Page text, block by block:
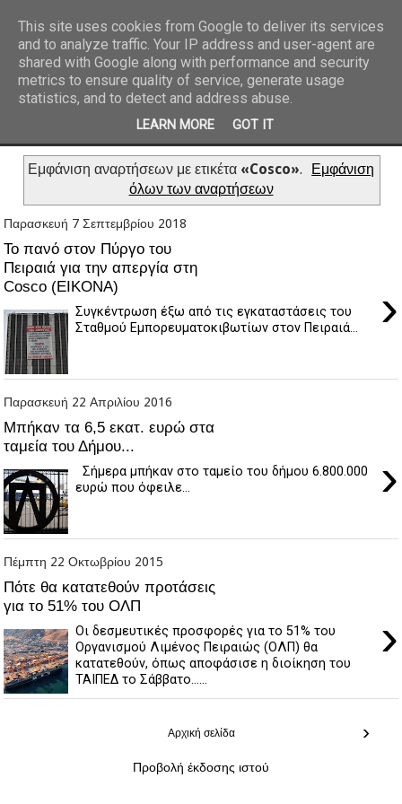
REPORTAZ NET
Εμφάνιση αναρτήσεων με ετικέτα «Cosco».
Εμφάνιση
όλων των αναρτήσεων
Παρασκευή 7 Σεπτεμβρίου 2018
Το πανό στον Πύργο του
Πειραιά για την απεργία στη
Cosco (EIKONA)
›
Συγκέντρωση έξω από τις εγκαταστάσεις του
Σταθμού Εμπορευματοκιβωτίων στον Πειραιά...
Παρασκευή 22 Απριλίου 2016
Μπήκαν τα 6,5 εκατ. ευρώ στα
ταμεία του Δήμου...
›
Σήμερα μπήκαν στο ταμείο του δήμου 6.800.000
ευρώ που όφειλε...
Πέμπτη 22 Οκτωβρίου 2015
Πότε θα κατατεθούν προτάσεις
για το 51% του ΟΛΠ
›
Οι δεσμευτικές προσφορές για το 51% του
Οργανισμού Λιμένος Πειραιώς (ΟΛΠ) θα
κατατεθούν, όπως αποφάσισε η διοίκηση του
ΤΑΙΠΕΔ το Σάββατο......
›
Αρχική σελίδα
Προβολή έκδοσης ιστού
This site uses cookies from Google to deliver its services
and to analyze traffic. Your IP address and user-agent are
shared with Google along with performance and security
metrics to ensure quality of service, generate usage
statistics, and to detect and address abuse.
LEARN MORE GOT IT